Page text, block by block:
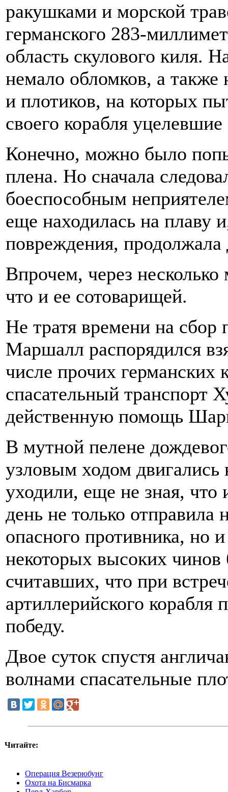
ракушками и морской
германского 283-
область скулового киля.
немало обломков, а также
и плотиков, на которых
своего корабля
Конечно, можно было
плена. Но сначала
боеспособным
еще находилась на плаву
повреждения, продолжала
Впрочем, через
что и ее сотоварищей.
Не тратя времени на
Маршалл распорядился
числе прочих германских
спасательный транспорт
действенную помощь
В мутной пелене
узловым ходом
уходили, еще не зная, что
день не только отправила
опасного противника, но
некоторых высоких чинов
считавших, что при
артиллерийского корабля
победу.
Двое суток спустя
волнами спасательные
Читайте:
Операция Везерюбунг
Охота на Бисмарка